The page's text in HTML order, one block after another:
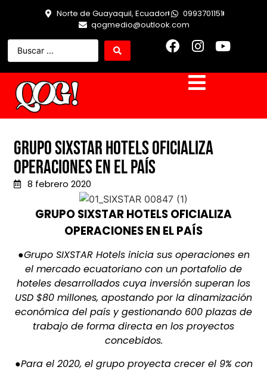
Norte de Guayaquil, Ecuador
0993701151
qogmedio@outlook.com
GRUPO SIXSTAR HOTELS OFICIALIZA
OPERACIONES EN EL PAÍS
8 febrero 2020
GRUPO SIXSTAR HOTELS OFICIALIZA
OPERACIONES EN EL PAÍS
●Grupo SIXSTAR Hotels inicia sus operaciones en
el mercado ecuatoriano con un portafolio de
hoteles desarrollados cuya inversión superan los
USD $80 millones, apostando por la dinamización
económica del país y gestionando 600 plazas de
trabajo de forma directa en los proyectos
concebidos.
●Para el 2020, el grupo proyecta crecer el 9% con